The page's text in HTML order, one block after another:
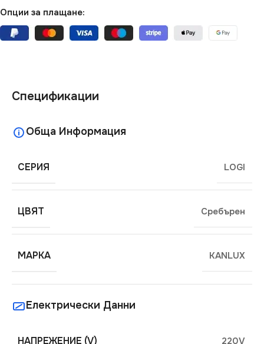
Опции за плащане:
Спецификации
Обща Информация
СЕРИЯ LOGI
ЦВЯТ Сребърен
МАРКА KANLUX
Електрически Данни
НАПРЕЖЕНИЕ (V) 220V